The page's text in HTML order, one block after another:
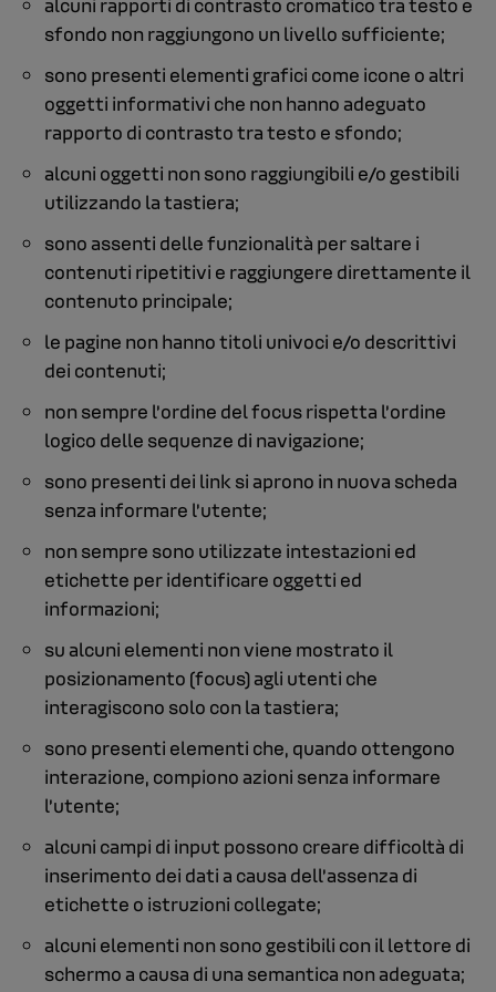
sfondo non raggiungono un livello sufficiente;
sono presenti elementi grafici come icone o altri
oggetti informativi che non hanno adeguato
rapporto di contrasto tra testo e sfondo;
alcuni oggetti non sono raggiungibili e/o gestibili
utilizzando la tastiera;
sono assenti delle funzionalità per saltare i
contenuti ripetitivi e raggiungere direttamente il
contenuto principale;
le pagine non hanno titoli univoci e/o descrittivi
dei contenuti;
non sempre l’ordine del focus rispetta l’ordine
logico delle sequenze di navigazione;
sono presenti dei link si aprono in nuova scheda
senza informare l’utente;
non sempre sono utilizzate intestazioni ed
etichette per identificare oggetti ed
informazioni;
su alcuni elementi non viene mostrato il
posizionamento (focus) agli utenti che
interagiscono solo con la tastiera;
sono presenti elementi che, quando ottengono
interazione, compiono azioni senza informare
l’utente;
alcuni campi di input possono creare difficoltà di
inserimento dei dati a causa dell’assenza di
etichette o istruzioni collegate;
alcuni elementi non sono gestibili con il lettore di
schermo a causa di una semantica non adeguata;